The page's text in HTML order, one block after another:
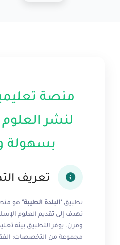
منصة
لنشر العلوم
بسهولة
تعريف
تطبيق "البلدة الطيبة" هو
تهدف إلى تقديم العلوم
ومرن. يوفر التطبيق بيئة
مجموعة من التخصصات: